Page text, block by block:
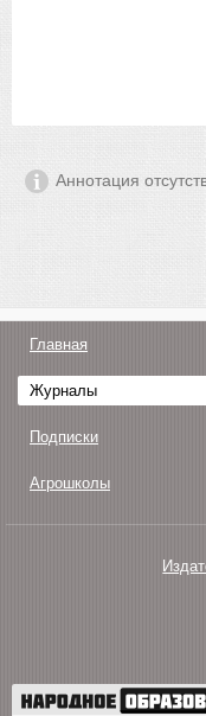
Аннотация
Главная
Журналы
Подписки
Агрошколы